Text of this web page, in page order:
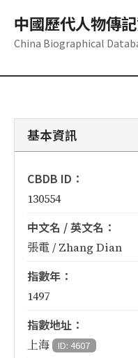
中國歷代人物傳
China Biographical
基本資訊
CBDB ID：
130554
中文名 / 英文名：
張電 / Zhang Dian
指數年：
1497
指數地址：
上海 ID: 4607